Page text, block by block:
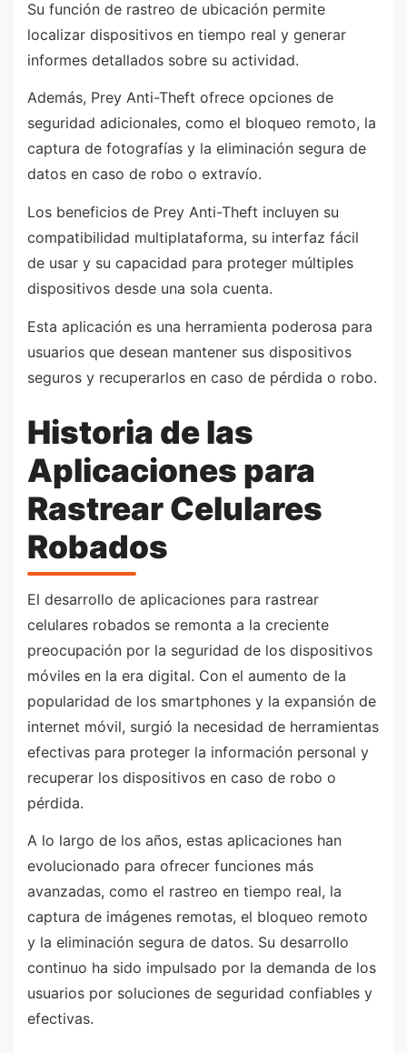
Su función de rastreo de ubicación permite
localizar dispositivos en tiempo real y generar
informes detallados sobre su actividad.
Además, Prey Anti-Theft ofrece opciones de
seguridad adicionales, como el bloqueo remoto, la
captura de fotografías y la eliminación segura de
datos en caso de robo o extravío.
Los beneficios de Prey Anti-Theft incluyen su
compatibilidad multiplataforma, su interfaz fácil
de usar y su capacidad para proteger múltiples
dispositivos desde una sola cuenta.
Esta aplicación es una herramienta poderosa para
usuarios que desean mantener sus dispositivos
seguros y recuperarlos en caso de pérdida o robo.
Historia de las
Aplicaciones para
Rastrear Celulares
Robados
El desarrollo de aplicaciones para rastrear
celulares robados se remonta a la creciente
preocupación por la seguridad de los dispositivos
móviles en la era digital. Con el aumento de la
popularidad de los smartphones y la expansión de
internet móvil, surgió la necesidad de herramientas
efectivas para proteger la información personal y
recuperar los dispositivos en caso de robo o
pérdida.
A lo largo de los años, estas aplicaciones han
evolucionado para ofrecer funciones más
avanzadas, como el rastreo en tiempo real, la
captura de imágenes remotas, el bloqueo remoto
y la eliminación segura de datos. Su desarrollo
continuo ha sido impulsado por la demanda de los
usuarios por soluciones de seguridad confiables y
efectivas.